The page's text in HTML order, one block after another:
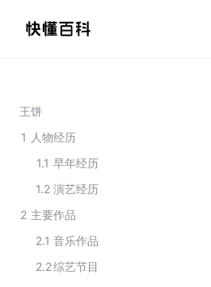
王饼
1 人物经历
1.1 早年经历
1.2 演艺经历
2 主要作品
2.1 音乐作品
2.2综艺节目